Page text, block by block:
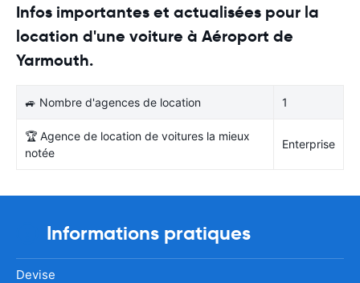
Infos importantes et actualisées pour la
location d'une voiture à Aéroport de
Yarmouth.
🚙 Nombre d'agences de location 1
🏆 Agence de location de voitures la mieux
notée
Enterprise
Informations pratiques
Devise